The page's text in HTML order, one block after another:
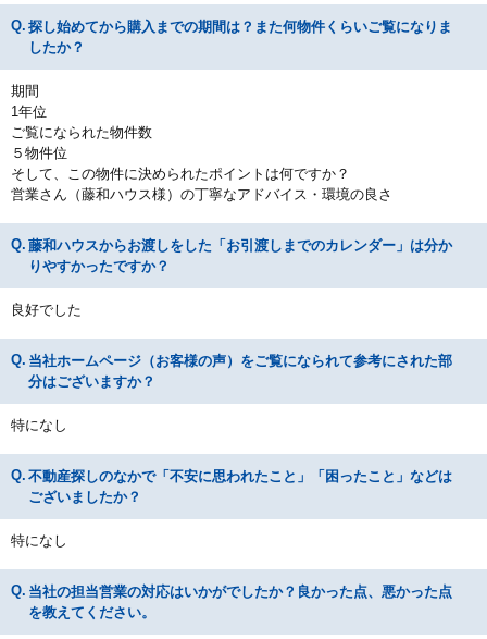
探し始めてから購入までの期間は？また何物件くらいご覧になりま
したか？
期間
1年位
ご覧になられた物件数
５物件位
そして、この物件に決められたポイントは何ですか？
営業さん（藤和ハウス様）の丁寧なアドバイス・環境の良さ
藤和ハウスからお渡しをした「お引渡しまでのカレンダー」は分か
りやすかったですか？
良好でした
当社ホームページ（お客様の声）をご覧になられて参考にされた部
分はございますか？
特になし
不動産探しのなかで「不安に思われたこと」「困ったこと」などは
ございましたか？
特になし
当社の担当営業の対応はいかがでしたか？良かった点、悪かった点
を教えてください。